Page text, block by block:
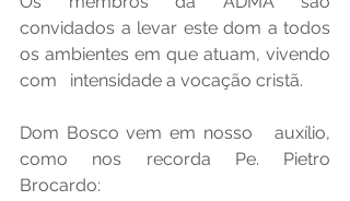
convidados a levar este dom a todos
os ambientes em que atuam, vivendo
com   intensidade a vocação cristã.
Dom Bosco vem em nosso   auxílio,
como nos recorda Pe. Pietro
Brocardo: